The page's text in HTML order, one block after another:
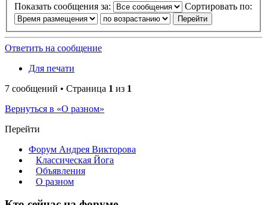
Показать сообщения за: Сортировать по:
Ответить на сообщение
Для печати
7 сообщений • Страница 1 из 1
Вернуться в «О разном»
Перейти
Форум Андрея Викторова
Классическая Йога
Объявления
О разном